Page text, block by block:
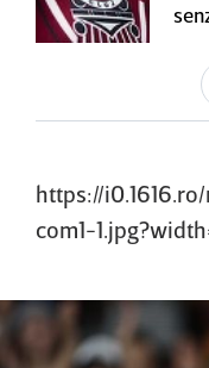
https://
com1-